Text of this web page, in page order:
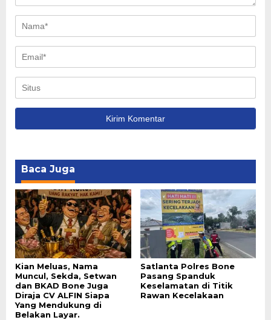
Baca Juga
Kian Meluas, Nama
Muncul, Sekda, Setwan
dan BKAD Bone Juga
Diraja CV ALFIN Siapa
Yang Mendukung di
Belakan Layar.
Satlanta Polres Bone
Pasang Spanduk
Keselamatan di Titik
Rawan Kecelakaan